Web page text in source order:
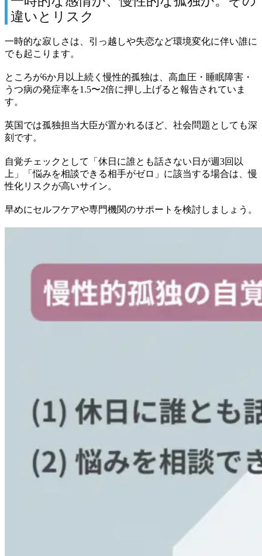
違いとリスク
一時的な寂しさは、引っ越しや失恋など環境変化に伴い誰に
でも起こります。
ところが6か月以上続く慢性的孤独は、高血圧・睡眠障害・
うつ病の発症率を1.5〜2倍に押し上げると報告されていま
す。
英国では孤独担当大臣が置かれるほど、社会問題としても深
刻です。
自覚チェックとして「休日に誰とも話さない日が週3回以
上」「悩みを相談できる相手がゼロ」に該当する場合は、慢
性化リスクが高いサイン。
早めにセルフケアや専門機関のサポートを検討しましょう。